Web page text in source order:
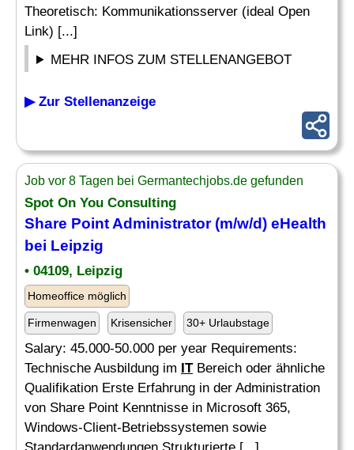
Theoretisch: Kommunikationsserver (ideal Open
Link) [...]
MEHR INFOS ZUM STELLENANGEBOT
▶ Zur Stellenanzeige
Job vor 8 Tagen bei Germantechjobs.de gefunden
Spot On You Consulting
Share Point Administrator (m/w/d) eHealth
bei Leipzig
• 04109, Leipzig
Homeoffice möglich
Firmenwagen Krisensicher 30+ Urlaubstage
Salary: 45.000-50.000 per year Requirements:
Technische Ausbildung im ITBereich oder ähnliche
Qualifikation Erste Erfahrung in der Administration
von Share Point Kenntnisse in Microsoft 365,
Windows-Client-Betriebssystemen sowie